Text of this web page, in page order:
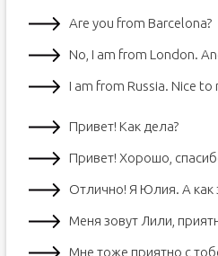
Are you from Barcelona?
No, I am from London.
I am from Russia. Nice to
Привет! Как дела?
Привет! Хорошо,
Отлично! Я Юлия. А как
Меня зовут Лили,
Мне тоже приятно с